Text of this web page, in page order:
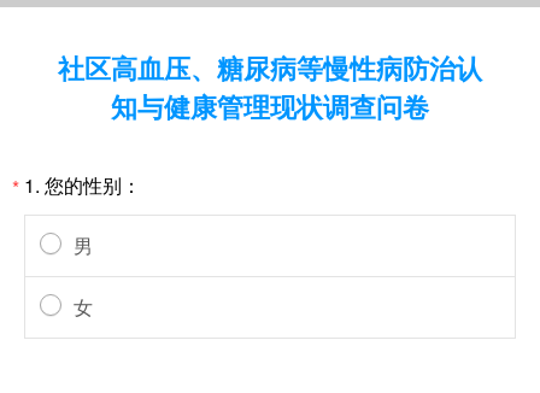
社区高血压、糖尿病等慢性病防治认
知与健康管理现状调查问卷
* 1. 您的性别：
男
女